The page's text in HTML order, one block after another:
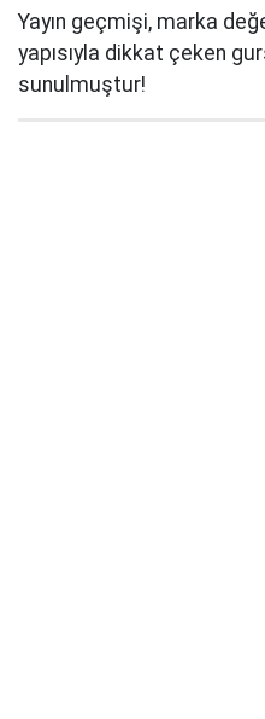
Yayın geçmişi, marka
yapısıyla dikkat çeken
sunulmuştur!